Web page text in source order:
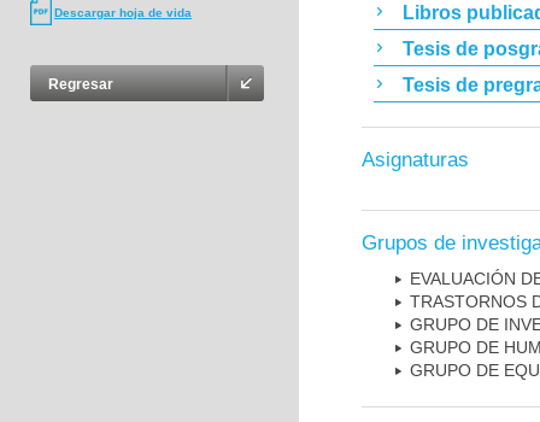
Descargar hoja de vida
Regresar
Libros
Tesis de
Tesis de
Asignaturas
Grupos de
EVALUACIÓN
TRASTORNOS
GRUPO DE
GRUPO DE
GRUPO DE